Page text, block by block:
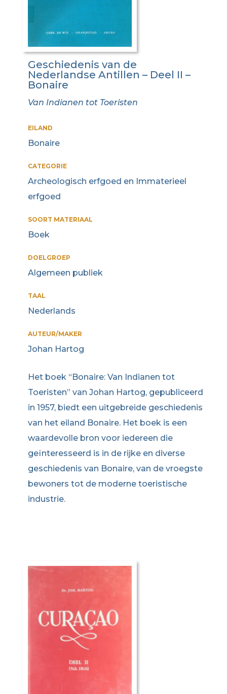
Geschiedenis van de
Nederlandse Antillen – Deel II –
Bonaire
Van Indianen tot Toeristen
EILAND
Bonaire
CATEGORIE
Archeologisch erfgoed en Immaterieel
erfgoed
SOORT MATERIAAL
Boek
DOELGROEP
Algemeen publiek
TAAL
Nederlands
AUTEUR/MAKER
Johan Hartog
Het boek “Bonaire: Van Indianen tot
Toeristen” van Johan Hartog, gepubliceerd
in 1957, biedt een uitgebreide geschiedenis
van het eiland Bonaire. Het boek is een
waardevolle bron voor iedereen die
geïnteresseerd is in de rijke en diverse
geschiedenis van Bonaire, van de vroegste
bewoners tot de moderne toeristische
industrie.